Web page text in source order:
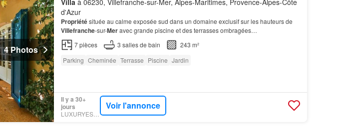
4 Photos
d'Azur
Propriétésituée au calme exposée sud dans un domaine exclusif sur les hauteurs de
Villefranche-sur-Meravec grande piscine et des terrasses ombragées…
7pièces 3 salles de bain
243 m²
Parking Cheminée Terrasse Piscine Jardin
Il y a 30+
jours
LUXURYESTATE
Voir l'annonce